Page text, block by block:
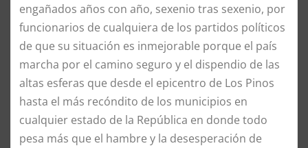
engañados años con año, sexenio tras sexenio, por
funcionarios de cualquiera de los partidos políticos
de que su situación es inmejorable porque el país
marcha por el camino seguro y el dispendio de las
altas esferas que desde el epicentro de Los Pinos
hasta el más recóndito de los municipios en
cualquier estado de la República en donde todo
pesa más que el hambre y la desesperación de